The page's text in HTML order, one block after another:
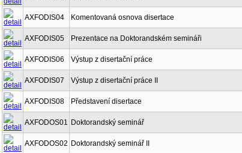
AXFODIS04 Komentovaná osnova disertace
AXFODIS05 Prezentace na Doktorandském semináři
AXFODIS06 Výstup z disertační práce
AXFODIS07 Výstup z disertační práce II
AXFODIS08 Představení disertace
AXFODOS01 Doktorandský seminář
AXFODOS02 Doktorandský seminář II